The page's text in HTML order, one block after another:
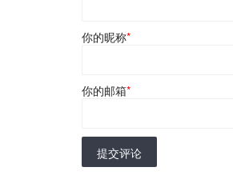
你的昵称*
你的邮箱*
提交评论